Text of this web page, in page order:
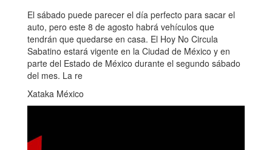
El sábado puede parecer el día perfecto para sacar el
auto, pero este 8 de agosto habrá vehículos que
tendrán que quedarse en casa. El Hoy No Circula
Sabatino estará vigente en la Ciudad de México y en
parte del Estado de México durante el segundo sábado
del mes. La re
Xataka México